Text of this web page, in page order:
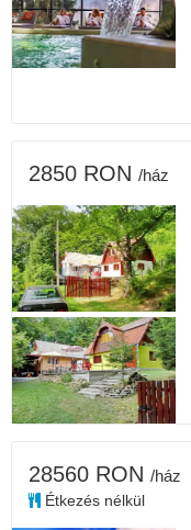
2850 RON /ház
28560 RON /ház
Étkezés nélkül